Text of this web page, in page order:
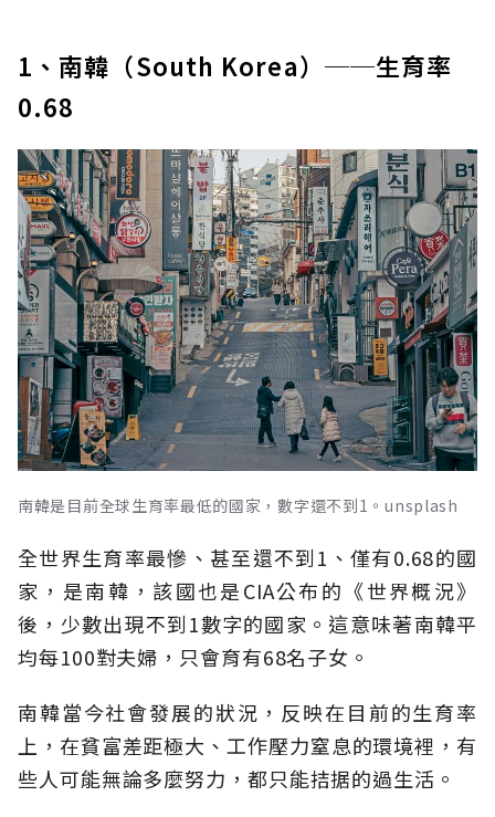
1、南韓（South Korea）──生育率
0.68
南韓是目前全球生育率最低的國家，數字還不到1。unsplash
全世界生育率最慘、甚至還不到1、僅有0.68的國
家，是南韓，該國也是CIA公布的《世界概況》
後，少數出現不到1數字的國家。這意味著南韓平
均每100對夫婦，只會育有68名子女。
南韓當今社會發展的狀況，反映在目前的生育率
上，在貧富差距極大、工作壓力窒息的環境裡，有
些人可能無論多麼努力，都只能拮据的過生活。